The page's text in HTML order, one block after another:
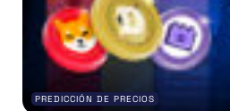
PREDICCIÓN DE PRECIOS